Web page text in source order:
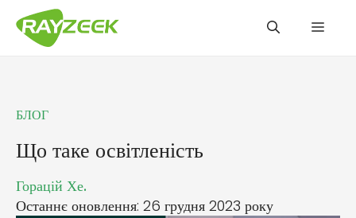
Перейти
Меню
БЛОГ
Що таке освітленість
Горацій Хе.
Останнє оновлення: 26 грудня 2023 року